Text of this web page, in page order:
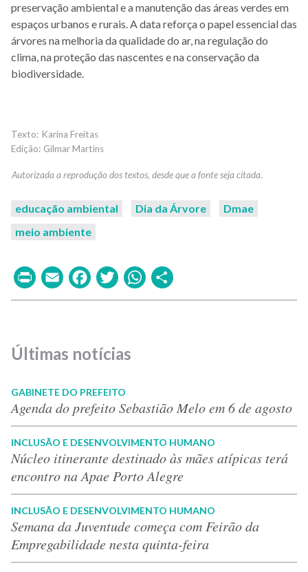
preservação ambiental e a manutenção das áreas verdes em
espaços urbanos e rurais. A data reforça o papel essencial das
árvores na melhoria da qualidade do ar, na regulação do
clima, na proteção das nascentes e na conservação da
biodiversidade.
Karina Freitas
Gilmar Martins
educação ambiental Dia da Árvore
Dmae
meio ambiente
PrintEmailFacebook
TwitterWhatsApp
Últimas notícias
GABINETE DO PREFEITO
Agenda do prefeito Sebastião Melo em 6 de agosto
INCLUSÃO E DESENVOLVIMENTO HUMANO
Núcleo itinerante destinado às mães atípicas terá
encontro na Apae Porto Alegre
INCLUSÃO E DESENVOLVIMENTO HUMANO
Semana da Juventude começa com Feirão da
Empregabilidade nesta quinta-feira